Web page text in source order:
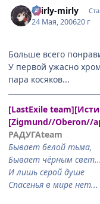
shirly-mirly
24 Мая, 200620 г
Больше всего
У первой ужасно
пара косяков...
[LastExile
[Zigmund//Oberon//
РАДУГАteam
Бывает белой тьма,
Бывает чёрным свет...
И лишь серой душе
Спасенья в мире нет...